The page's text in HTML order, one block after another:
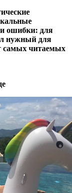
и ошибки: для
нужный для
самых читаемых